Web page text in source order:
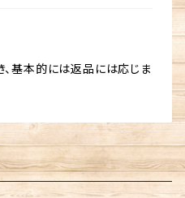
基本的には返品には応じま